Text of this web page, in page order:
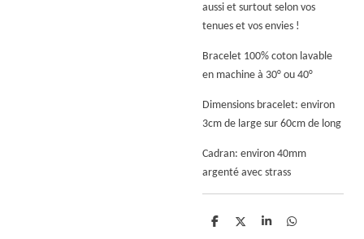
aussi et surtout selon vos
tenues et vos envies !
Bracelet 100% coton lavable
en machine à 30° ou 40°
Dimensions bracelet: environ
3cm de large sur 60cm de long
Cadran: environ 40mm
argenté avec strass
P
P
P
P